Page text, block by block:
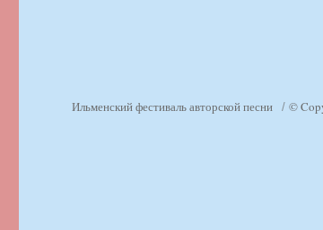
Ильменский фестиваль авторской песни ©